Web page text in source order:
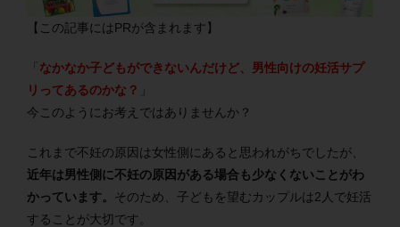
【この記事にはPRが含まれます】
なかなか子どもができないんだけど、男性向けの妊活サプ
リってあるのかな？
今このようにお考えではありませんか？
これまで不妊の原因は女性側にあると思われがちでしたが、
近年は男性側に不妊の原因がある場合も少なくないことがわ
かっています。
そのため、子どもを望むカップルは2人で妊活
することが大切です。